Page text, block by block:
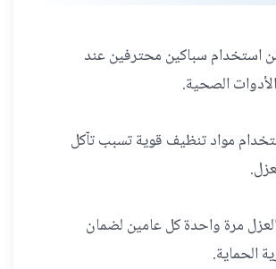
استخدام سباكين محترفين عند
الصحية.
مواد تنظيف قوية تسبب تآكل
مرة واحدة كل عامين لضمان
الحماية.